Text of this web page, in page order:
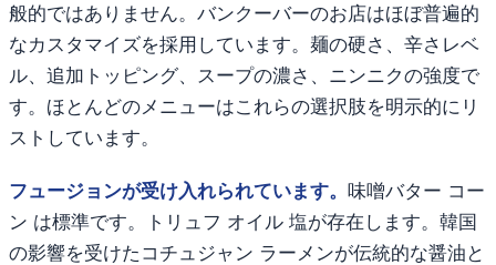
般的ではありません。バンクーバーのお店はほぼ普遍的
なカスタマイズを採用しています。麺の硬さ、辛さレベ
ル、追加トッピング、スープの濃さ、ニンニクの強度で
す。ほとんどのメニューはこれらの選択肢を明示的にリ
ストしています。
フュージョンが受け入れられています。 味噌バター コー
ン は標準です。トリュフ オイル 塩が存在します。韓国
の影響を受けたコチュジャン ラーメンが伝統的な醤油と